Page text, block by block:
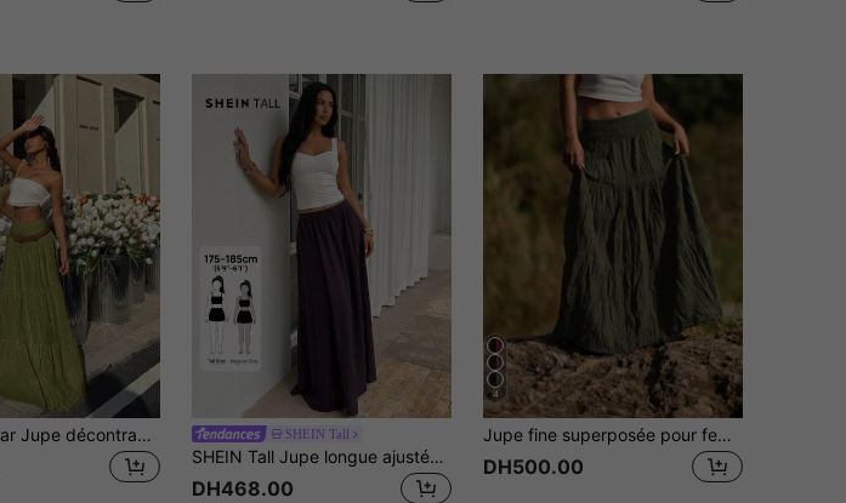
SHEIN EZwear Jupe décontractée de vacances à volants et couleur unie pour femme SHEIN Tall
SHEIN Tall Jupe longue ajustée marron foncé pour femmes avec jupe et tissu aspect lin, jupe marron foncé,
DH468.00
4
Jupe fine superposée pour femme, été/automne, confortable, décontractée et élégante, style bureau, taille élastique froncée, lin texturé froissé, couleur unie
DH500.00